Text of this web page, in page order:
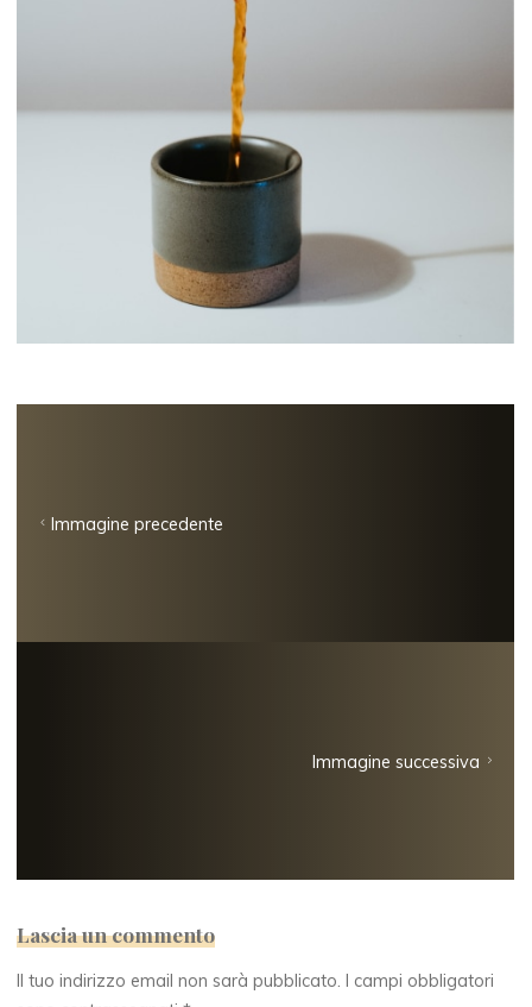
Immagine precedente
Immagine successiva
Lascia un commento
Il tuo indirizzo email non sarà pubblicato. I campi obbligatori